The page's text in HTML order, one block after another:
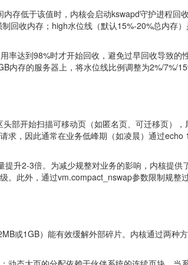
存低于该值时，内核会启动kswapd守护进程回
回收内存；high水位线（默认15%-20%总内存）
率达到98%时才开始回收，避免过早回收导致的
内存的服务器上，将水位线比例调整为2%/7%/
部开始扫描可移动页（如匿名页、可迁移页），
求，因此通常在业务低峰期（如凌晨）通过echo
升2-3倍。为减少规整对业务的影响，内核提供
。此外，通过vm.compact_nswap参数限制规整
或1GB）能有效缓解外部碎片。内核通过两种